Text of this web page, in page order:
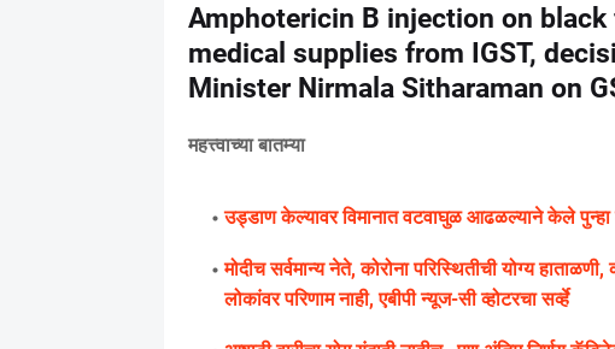
Amphotericin B injection on
medical supplies from IGST,
Minister Nirmala Sitharaman on
महत्त्वाच्या बातम्या
उड्डाण केल्यावर विमानात वटवाघुळ आढळल्याने केले
मोदीच सर्वमान्य नेते, कोरोना परिस्थितीची योग्य
लोकांवर परिणाम नाही, एबीपी न्यूज-सी व्होटरचा सर्व्हे